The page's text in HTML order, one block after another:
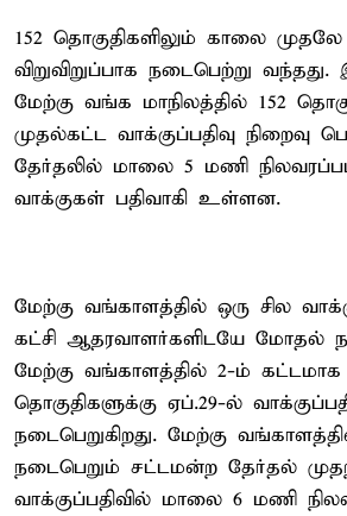
152 தொகுதிகளிலும் காலை முதலே
விறுவிறுப்பாக நடைபெற்று
மேற்கு வங்க மாநிலத்தில் 152
முதல்கட்ட வாக்குப்பதிவு நிறைவு
தேர்தலில் மாலை 5 மணி
வாக்குகள் பதிவாகி உள்ளன.
மேற்கு வங்காளத்தில் ஒரு சில
கட்சி ஆதரவாளர்களிடயே மோதல்
மேற்கு வங்காளத்தில் 2-ம் கட்டமாக
தொகுதிகளுக்கு ஏப்.29-ல்
நடைபெறுகிறது. மேற்கு
நடைபெறும் சட்டமன்ற தேர்தல்
வாக்குப்பதிவில் மாலை 6 மணி